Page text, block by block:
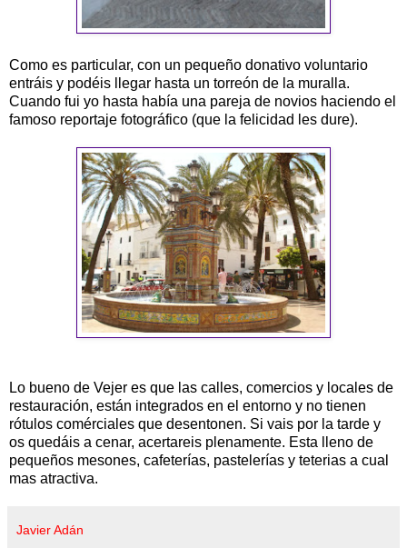
Como es particular, con un pequeño donativo voluntario
entráis y podéis llegar hasta un torreón de la muralla.
Cuando fui yo hasta había una pareja de novios haciendo el
famoso reportaje fotográfico (que la felicidad les dure).
Lo bueno de Vejer es que las calles, comercios y locales de
restauración, están integrados en el entorno y no tienen
rótulos comérciales que desentonen. Si vais por la tarde y
os quedáis a cenar, acertareis plenamente. Esta lleno de
pequeños mesones, cafeterías, pastelerías y teterias a cual
mas atractiva.
Javier Adán